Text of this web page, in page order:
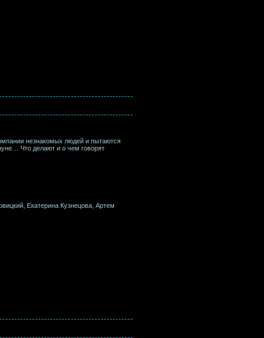
незнакомых людей и пытаются
Что делают и о чем говорят
Екатерина Кузнецова, Артем